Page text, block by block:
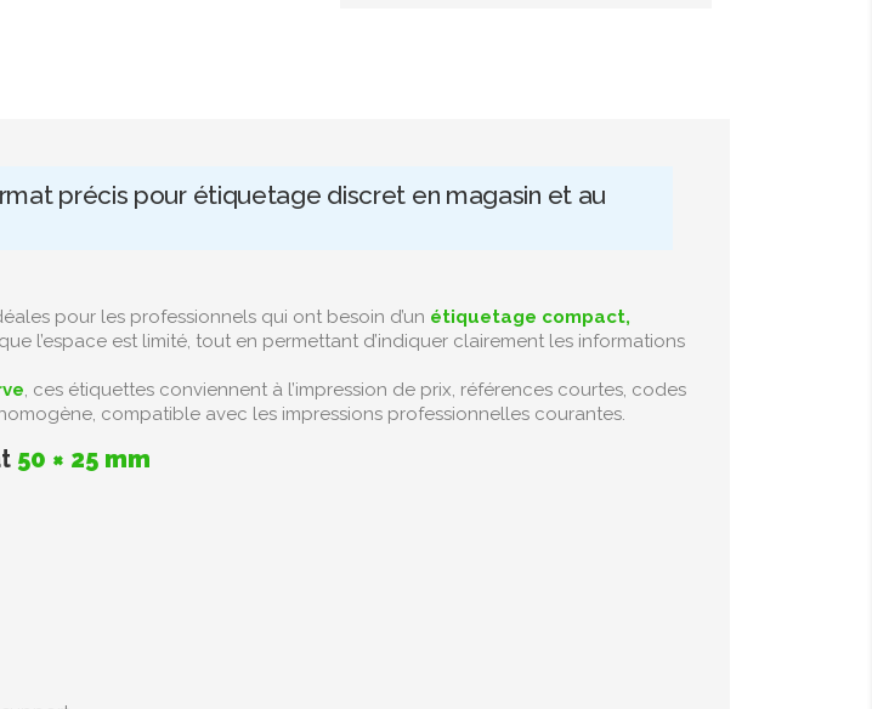
précis pour étiquetage discret en magasin et au
pour les professionnels qui ont besoin d’un étiquetage compact,
l’espace est limité, tout en permettant d’indiquer clairement les informations
, ces étiquettes conviennent à l’impression de prix, références courtes, codes
compatible avec les impressions professionnelles courantes.
50 × 25 mm